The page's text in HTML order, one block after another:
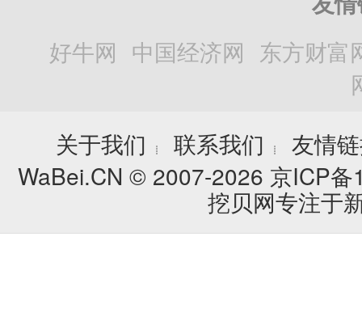
好牛网 中国经济网 东方财富
关于我们
┊ 联系我们 ┊
友情
WaBei.CN © 2007-2026 京ICP
挖贝网专注于